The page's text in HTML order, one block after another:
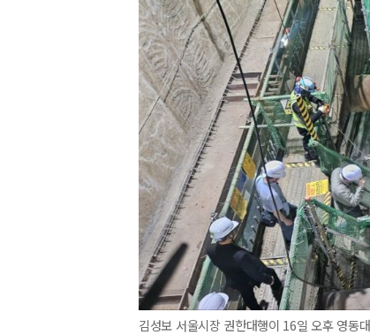
김성보 서울시장 권한대행이 16일 오후 영동